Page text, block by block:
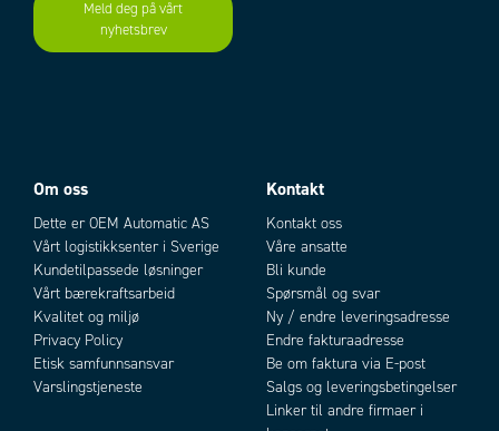
Meld deg på vårt
nyhetsbrev
Om oss
Dette er OEM Automatic AS
Vårt logistikksenter i Sverige
Kundetilpassede løsninger
Vårt bærekraftsarbeid
Kvalitet og miljø
Privacy Policy
Etisk samfunnsansvar
Varslingstjeneste
Kontakt
Kontakt oss
Våre ansatte
Bli kunde
Spørsmål og svar
Ny / endre leveringsadresse
Endre fakturaadresse
Be om faktura via E-post
Salgs og leveringsbetingelser
Linker til andre firmaer i